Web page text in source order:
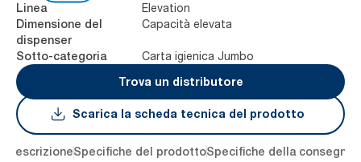
Linea Elevation
Dimensione del
dispenser
Capacità elevata
Sotto-categoria
Carta igienica Jumbo
Trova un distributore
Scarica la scheda tecnica del prodotto
DescrizioneSpecifiche del prodottoSpecifiche della consegna